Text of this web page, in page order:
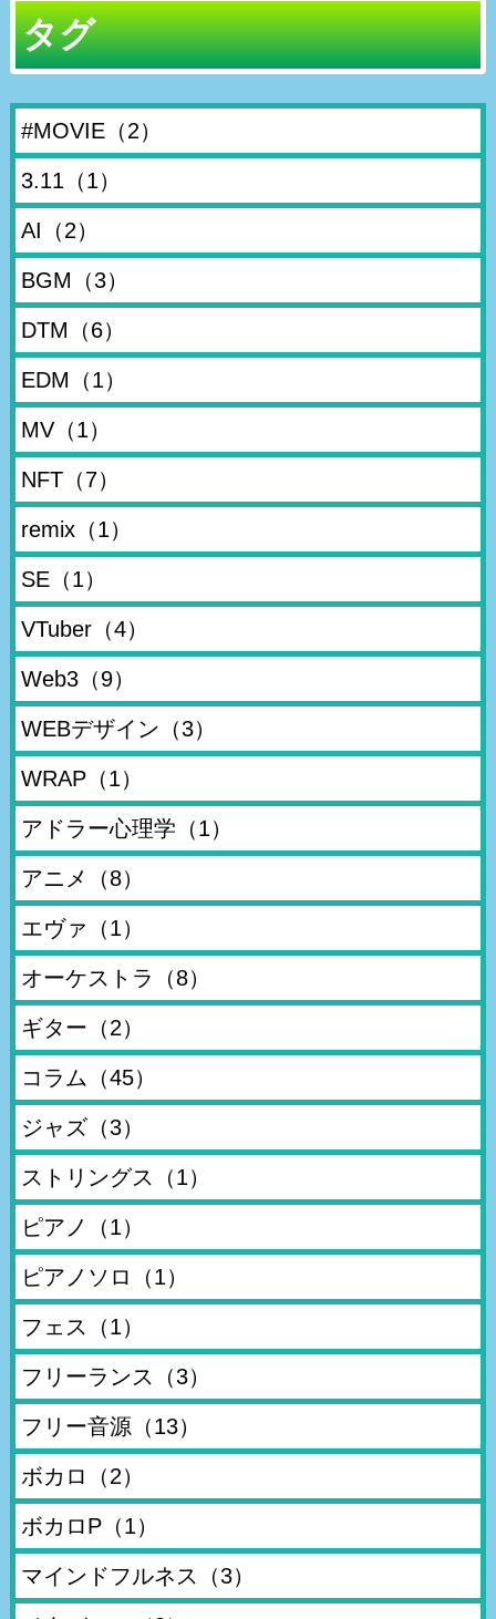
タグ
#MOVIE（2）
3.11（1）
AI （2）
BGM （3）
DTM （6）
EDM （1）
MV（1）
NFT（7）
remix（1）
SE（1）
VTuber（4）
Web3（9）
WEBデザイン （3）
WRAP（1）
アドラー心理学 （1）
アニメ （8）
エヴァ （1）
オーケストラ （8）
ギター （2）
コラム （45）
ジャズ（3）
ストリングス （1）
ピアノ （1）
ピアノソロ （1）
フェス （1）
フリーランス （3）
フリー音源（13）
ボカロ （2）
ボカロP（1）
マインドフルネス （3）